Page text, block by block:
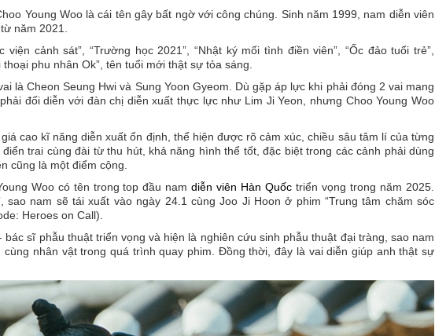
Young Woo là cái tên gây bất ngờ với công chúng. Sinh năm 1999, nam diễn viên
năm 2021.
viện cảnh sát”, “Trường học 2021”, “Nhật ký mối tình điền viên”, “Ốc đảo tuổi trẻ”,
phu nhân Ok”, tên tuổi mới thật sự tỏa sáng.
là Cheon Seung Hwi và Sung Yoon Gyeom. Dù gặp áp lực khi phải đóng 2 vai mang
đối diễn với đàn chị diễn xuất thực lực như Lim Ji Yeon, nhưng Choo Young Woo
cao kĩ năng diễn xuất ổn định, thể hiện được rõ cảm xúc, chiều sâu tâm lí của từng
trai cùng đài từ thu hút, khả năng hình thể tốt, đặc biệt trong các cảnh phải dùng
cũng là một điểm cộng.
Woo có tên trong top đầu namdiễn viên Hàn Quốc triển vọng trong năm 2025.
sao nam sẽ tái xuất vào ngày 24.1 cùng Joo Ji Hoon ở phim “Trung tâm chăm sóc
Heroes on Call).
sĩ phẫu thuật triển vọng và hiện là nghiên cứu sinh phẫu thuật đại tràng, sao nam
nhân vật trong quá trình quay phim. Đồng thời, đây là vai diễn giúp anh thật sự